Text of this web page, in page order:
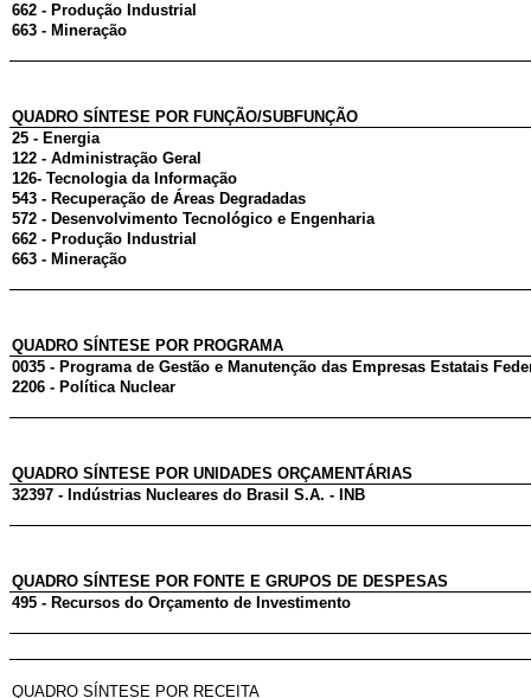
662 - Produção Industrial
663 - Mineração
QUADRO SÍNTESE POR FUNÇÃO/SUBFUNÇÃO
25 - Energia
122 - Administração Geral
126- Tecnologia da Informação
543 - Recuperação de Áreas Degradadas
572 - Desenvolvimento Tecnológico e Engenharia
662 - Produção Industrial
663 - Mineração
QUADRO SÍNTESE POR PROGRAMA
0035 - Programa de Gestão e Manutenção das Empresas Estatais
2206 - Política Nuclear
QUADRO SÍNTESE POR UNIDADES ORÇAMENTÁRIAS
32397 - Indústrias Nucleares do Brasil S.A. - INB
QUADRO SÍNTESE POR FONTE E GRUPOS DE DESPESAS
495 - Recursos do Orçamento de Investimento
QUADRO SÍNTESE POR RECEITA